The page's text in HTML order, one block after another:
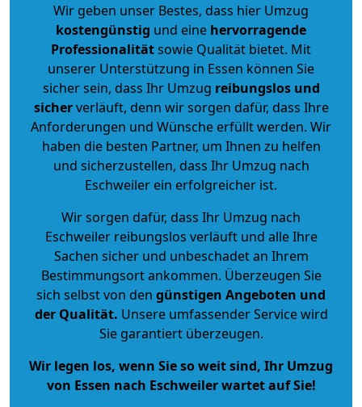
Wir geben unser Bestes, dass hier Umzug
kostengünstig und eine hervorragende
Professionalitätsowie Qualität bietet. Mit
unserer Unterstützung in Essen können Sie
sicher sein, dass Ihr Umzug reibungslos und
sicherverläuft, denn wir sorgen dafür, dass Ihre
Anforderungen und Wünsche erfüllt werden. Wir
haben die besten Partner, um Ihnen zu helfen
und sicherzustellen, dass Ihr Umzug nach
Eschweiler ein erfolgreicher ist.
Wir sorgen dafür, dass Ihr Umzug nach
Eschweiler reibungslos verläuft und alle Ihre
Sachen sicher und unbeschadet an Ihrem
Bestimmungsort ankommen. Überzeugen Sie
sich selbst von den günstigen Angeboten und
der Qualität. Unsere umfassender Service wird
Sie garantiert überzeugen.
Wir legen los, wenn Sie so weit sind, Ihr Umzug
von Essen nach Eschweiler wartet auf Sie!